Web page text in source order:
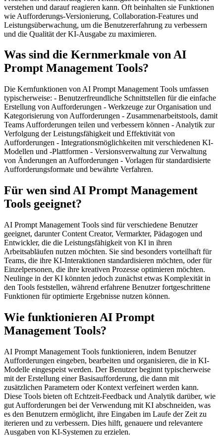
verstehen und darauf reagieren kann. Oft beinhalten sie Funktionen
wie Aufforderungs-Versionierung, Collaboration-Features und
Leistungsüberwachung, um die Benutzererfahrung zu verbessern
und die Qualität der KI-Ausgabe zu maximieren.
Was sind die Kernmerkmale von AI
Prompt Management Tools?
Die Kernfunktionen von AI Prompt Management Tools umfassen
typischerweise: - Benutzerfreundliche Schnittstellen für die einfache
Erstellung von Aufforderungen - Werkzeuge zur Organisation und
Kategorisierung von Aufforderungen - Zusammenarbeitstools, damit
Teams Aufforderungen teilen und verbessern können - Analytik zur
Verfolgung der Leistungsfähigkeit und Effektivität von
Aufforderungen - Integrationsmöglichkeiten mit verschiedenen KI-
Modellen und -Plattformen - Versionsverwaltung zur Verwaltung
von Änderungen an Aufforderungen - Vorlagen für standardisierte
Aufforderungsformate und bewährte Verfahren.
Für wen sind AI Prompt Management
Tools geeignet?
AI Prompt Management Tools sind für verschiedene Benutzer
geeignet, darunter Content Creator, Vermarkter, Pädagogen und
Entwickler, die die Leistungsfähigkeit von KI in ihren
Arbeitsabläufen nutzen möchten. Sie sind besonders vorteilhaft für
Teams, die ihre KI-Interaktionen standardisieren möchten, oder für
Einzelpersonen, die ihre kreativen Prozesse optimieren möchten.
Neulinge in der KI könnten jedoch zunächst etwas Komplexität in
den Tools feststellen, während erfahrene Benutzer fortgeschrittene
Funktionen für optimierte Ergebnisse nutzen können.
Wie funktionieren AI Prompt
Management Tools?
AI Prompt Management Tools funktionieren, indem Benutzer
Aufforderungen eingeben, bearbeiten und organisieren, die in KI-
Modelle eingespeist werden. Der Benutzer beginnt typischerweise
mit der Erstellung einer Basisaufforderung, die dann mit
zusätzlichen Parametern oder Kontext verfeinert werden kann.
Diese Tools bieten oft Echtzeit-Feedback und Analytik darüber, wie
gut Aufforderungen bei der Verwendung mit KI abschneiden, was
es den Benutzern ermöglicht, ihre Eingaben im Laufe der Zeit zu
iterieren und zu verbessern. Dies hilft, genauere und relevantere
Ausgaben von KI-Systemen zu erzielen.